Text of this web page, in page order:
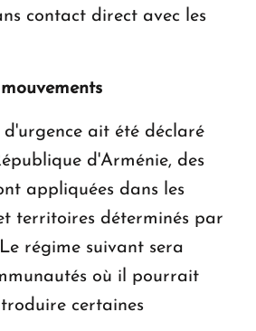
contact direct avec les
d'urgence ait été déclaré
d'Arménie, des
appliquées dans les
territoires déterminés par
régime suivant sera
où il pourrait
certaines